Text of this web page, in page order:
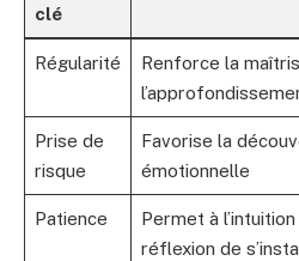
clé
Régularité
Renforce la
Prise de
risque
Favorise la
émotionnelle
Patience
Permet à
réflexion de